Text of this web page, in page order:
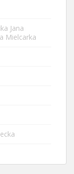
Jana
Mielcarka